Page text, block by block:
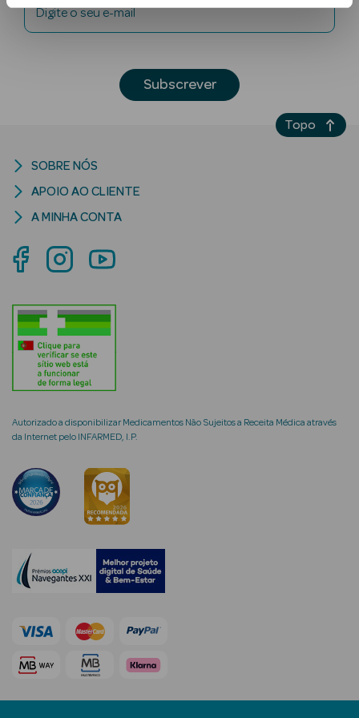
Solares
Corpo
Rosto
Solares Bebé e
Criança
Ver Tudo
Cosmética
Hidratantes
Creme de Olhos
Digite o seu e-mail
Subscrever
Autorizado a disponibilizar Medicamentos Não Sujeitos a Receita Médica através
da Internet pelo INFARMED, I.P.
SOBRE NÓS
APOIO AO CLIENTE
A MINHA CONTA
Topo